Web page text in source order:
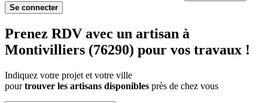
Se connecter
Prenez RDV avec un artisan à
Montivilliers (76290) pour vos travaux !
Indiquez votre projet et votre ville
pourtrouver les artisans disponibles près de chez vous